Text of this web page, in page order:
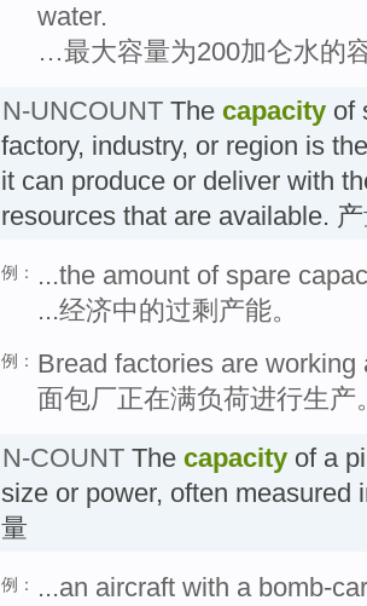
water.
…最大容量为200加仑水的
N-UNCOUNT The capacity of
factory, industry, or region is
it can produce or deliver with
resources that are available.
例：
...the amount of spare
...经济中的过剩产能。
例： Bread factories are working
面包厂正在满负荷进行生产
N-COUNT The capacity of a
size or power, often measured
量
例：
...an aircraft with a bomb-